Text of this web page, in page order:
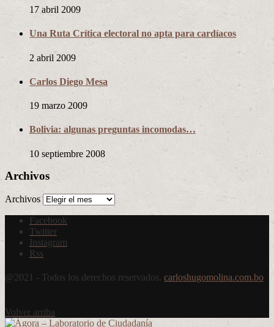
17 abril 2009
Una Ruta Crítica electoral no apta para cardíacos
2 abril 2009
Carlos Diego Mesa
19 marzo 2009
Bolivia: algunas preguntas incomodas…
10 septiembre 2008
Archivos
Archivos
Facebook
Twitter
Instagram
Rss
@2021 - Todos los derechos reservados. carloshugomolina.com.bo
Volver arriba